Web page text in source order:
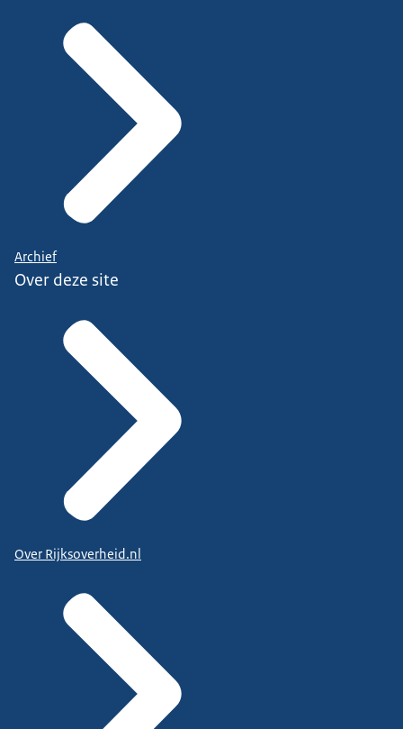
Archief
Over deze site
Over Rijksoverheid.nl